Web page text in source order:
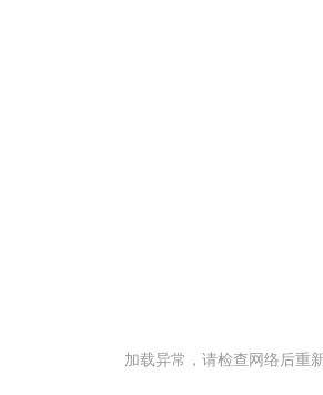
加载异常，请检查网络后重